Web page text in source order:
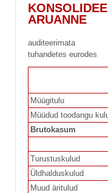
ARUANNE
auditeerimata
tuhandetes eurodes
Müügitulu
Müüdud toodangu
Brutokasum
Turustuskulud
Üldhalduskulud
Muud äritulud